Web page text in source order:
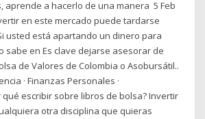
aprende a hacerlo de una manera 5 Feb
en este mercado puede tardarse
usted está apartando un dinero para
sabe en Es clave dejarse asesorar de
de Valores de Colombia o Asobursátil..
· Finanzas Personales ·
escribir sobre libros de bolsa? Invertir
otra disciplina que quieras